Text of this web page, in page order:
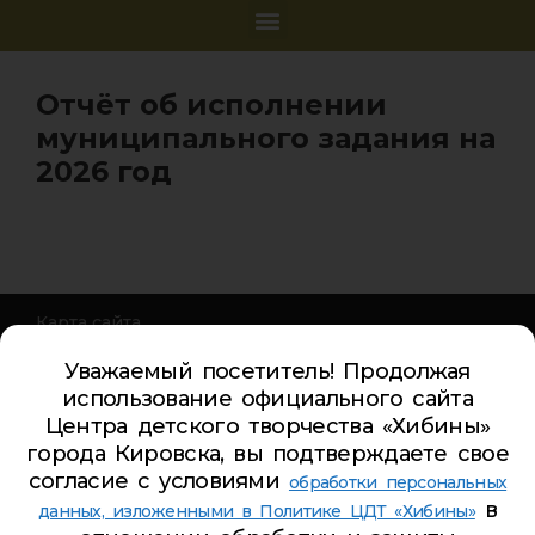
Отчёт об исполнении
муниципального задания на
2026 год
Карта сайта
Гостевая книга
Турбаза ЦДТ «ХИБИНЫ»
Телефон Ленина 5:5-44-85
Телефон Ленина 9а:4-84-99
Уважаемый посетитель! Продолжая
использование официального сайта
Центра детского творчества «Хибины»
города Кировска, вы подтверждаете свое
согласие с условиями обработки персональных
данных, изложенными в Политике ЦДТ «Хибины»в